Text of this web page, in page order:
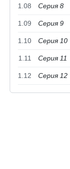
1.08 Серия 8
1.09 Серия 9
1.10 Серия 10
1.11 Серия 11
1.12 Серия 12